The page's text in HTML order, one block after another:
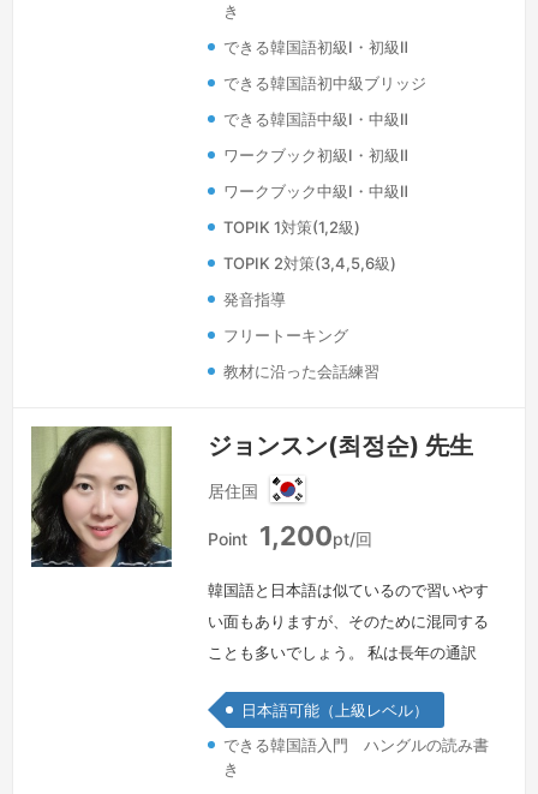
との出会いは私の人生の大切な宝物で
す。このようにオンラインで出会ったの
も運命！（笑）みなさんの一人一人のニ
ーズに合わせた内容で楽しい授業時間に
します。あまり厳しい先生ではございま
き
できる韓国語初級Ⅰ・初級Ⅱ
できる韓国語初中級ブリッジ
できる韓国語中級Ⅰ・中級Ⅱ
ワークブック初級Ⅰ・初級Ⅱ
ワークブック中級Ⅰ・中級Ⅱ
TOPIK 1対策(1,2級)
TOPIK 2対策(3,4,5,6級)
発音指導
フリートーキング
教材に沿った会話練習
ジョンスン(최정순) 先生
居住国
韓
国
Point 1,200pt/回
韓国語と日本語は似ているので習いやす
い面もありますが、そのために混同する
ことも多いでしょう。 私は長年の通訳
を挙げてより分かりやすく説明させてい
ただけると思います。 ご自分の話した
いことが韓国語ではどのような表現にな
日本語可能（上級レベル）
できる韓国語入門 ハングルの読み書
き